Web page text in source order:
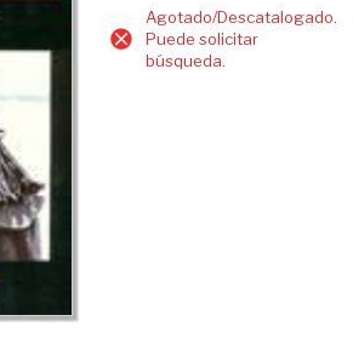
Agotado/Descatalogado.
Puede solicitar
búsqueda.